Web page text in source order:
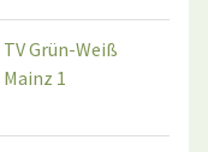
TV Grün-Weiß
Mainz 1